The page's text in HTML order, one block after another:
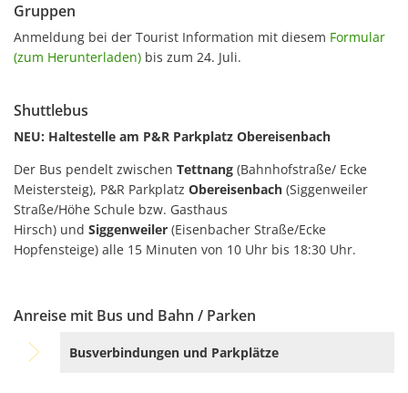
Gruppen
Anmeldung bei der Tourist Information mit diesem Formular
(zum Herunterladen) bis zum 24. Juli.
Shuttlebus
NEU: Haltestelle am P&R Parkplatz Obereisenbach
Der Bus pendelt zwischen Tettnang (Bahnhofstraße/ Ecke
Meistersteig), P&R Parkplatz Obereisenbach (Siggenweiler
Straße/Höhe Schule bzw. Gasthaus
Hirsch) und Siggenweiler (Eisenbacher Straße/Ecke
Hopfensteige) alle 15 Minuten von 10 Uhr bis 18:30 Uhr.
Anreise mit Bus und Bahn / Parken
Busverbindungen und Parkplätze